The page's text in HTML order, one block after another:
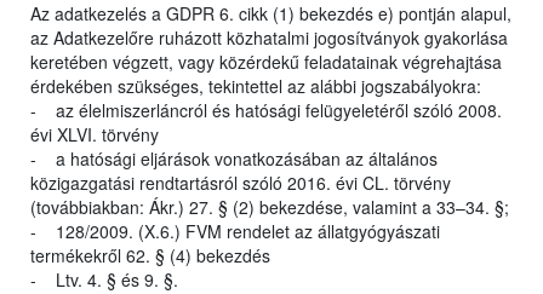
Az adatkezelés a GDPR 6. cikk (1) bekezdés e) pontján alapul,
az Adatkezelőre ruházott közhatalmi jogosítványok gyakorlása
keretében végzett, vagy közérdekű feladatainak végrehajtása
érdekében szükséges, tekintettel az alábbi jogszabályokra:
- az élelmiszerláncról és hatósági felügyeletéről szóló 2008.
évi XLVI. törvény
- a hatósági eljárások vonatkozásában az általános
közigazgatási rendtartásról szóló 2016. évi CL. törvény
(továbbiakban: Ákr.) 27. § (2) bekezdése, valamint a 33–34. §;
- 128/2009. (X.6.) FVM rendelet az állatgyógyászati
termékekről 62. § (4) bekezdés
- Ltv. 4. § és 9. §.